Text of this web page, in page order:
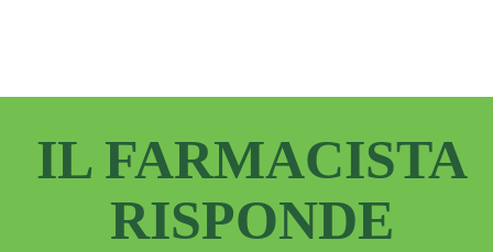
IL FARMACISTA
RISPONDE